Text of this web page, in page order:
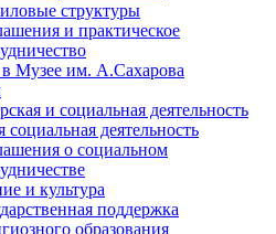
структуры
и практическое
Музее им. А.Сахарова
и социальная деятельность
социальная деятельность
о социальном
и культура
поддержка
образования